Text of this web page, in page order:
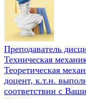
Преподаватель
Техническая
Теоретическая
доцент, к.т.н.
соответствии с